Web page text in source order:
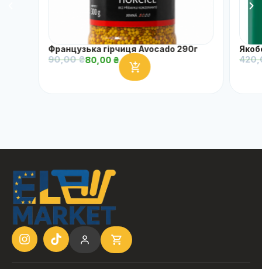
Французька гірчиця Avocado 290г
90,00₴80,00 ₴